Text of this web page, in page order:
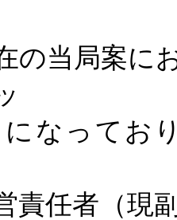
当局案に
になってお
責任者（現